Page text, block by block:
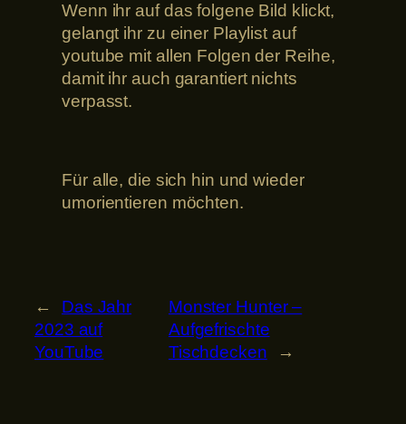
Wenn ihr auf das folgene Bild klickt,
gelangt ihr zu einer Playlist auf
youtube mit allen Folgen der Reihe,
damit ihr auch garantiert nichts
verpasst.
Für alle, die sich hin und wieder
umorientieren möchten.
←
Das Jahr
2023 auf
YouTube
Monster Hunter –
Aufgefrischte
Tischdecken
→